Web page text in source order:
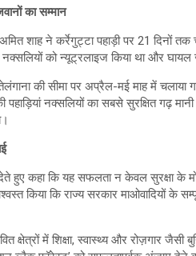
का सम्मान
शाह ने कर्रेगुट्टा पहाड़ी पर 21
को न्यूट्रलाइज किया था और
की सीमा पर अप्रैल-मई माह में चलाया
पहाड़ियां नक्सलियों का सबसे सुरक्षित गढ़
हुए कहा कि यह सफलता न केवल सुरक्षा के
किया कि राज्य सरकार माओवादियों के
क्षेत्रों में शिक्षा, स्वास्थ्य और रोज़गार